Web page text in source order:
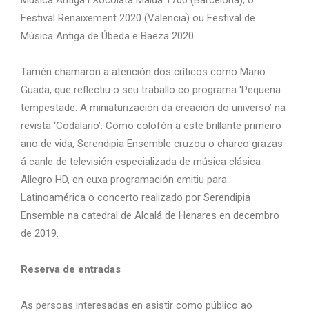
Festival Renaixement 2020 (Valencia) ou Festival de
Música Antiga de Úbeda e Baeza 2020.
Tamén chamaron a atención dos críticos como Mario
Guada, que reflectiu o seu traballo co programa ‘Pequena
tempestade: A miniaturización da creación do universo’ na
revista ‘Codalario’. Como colofón a este brillante primeiro
ano de vida, Serendipia Ensemble cruzou o charco grazas
á canle de televisión especializada de música clásica
Allegro HD, en cuxa programación emitiu para
Latinoamérica o concerto realizado por Serendipia
Ensemble na catedral de Alcalá de Henares en decembro
de 2019.
Reserva de entradas
As persoas interesadas en asistir como público ao